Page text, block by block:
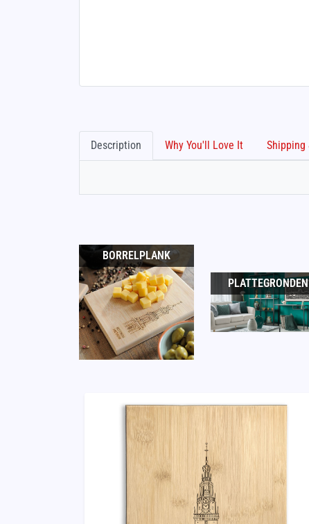
Description Why You'll Love It
BORRELPLANK
PLATTEGRONDEN